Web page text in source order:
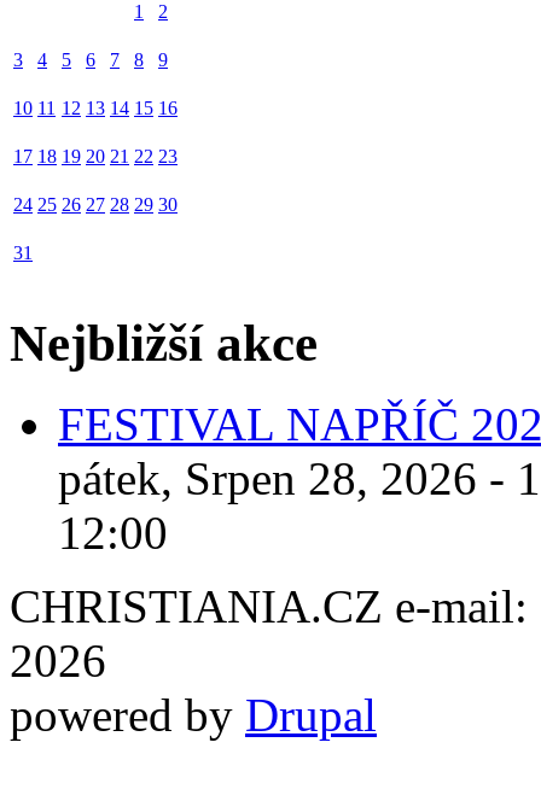
1
2
3 4 5 6 7 8 9
10 11 12 13 14 15 16
17 18 19 20 21 22 23
24 25 26 27 28 29 30
31
Nejbližší akce
FESTIVAL NAPŘÍČ
pátek, Srpen 28, 2026 -
12:00
CHRISTIANIA.CZ e-mail:
2026
powered by Drupal